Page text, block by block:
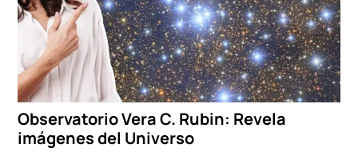
Observatorio Vera C. Rubin: Revela
imágenes del Universo